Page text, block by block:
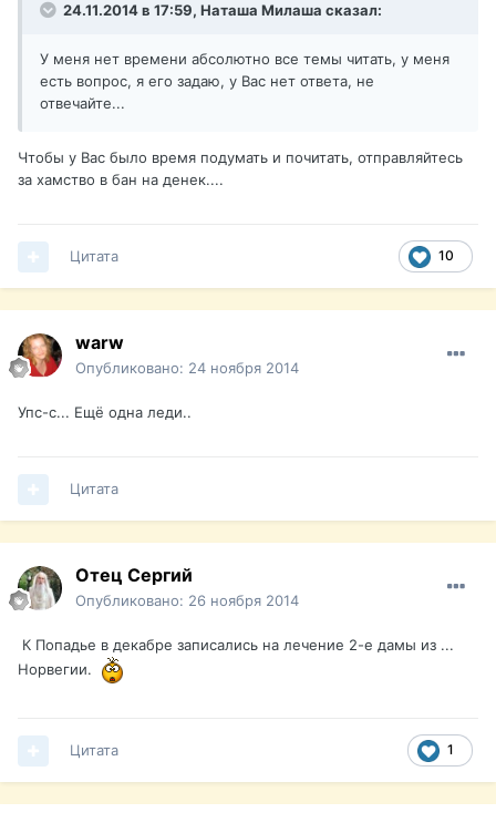
24.11.2014 в 17:59, Наташа Милаша сказал:
У меня нет времени абсолютно все темы читать, у меня
есть вопрос, я его задаю, у Вас нет ответа, не
отвечайте...
Чтобы у Вас было время подумать и почитать, отправляйтесь
за хамство в бан на денек....
10
Цитата
warw
Опубликовано: 24 ноября 2014
Упс-с... Ещё одна леди..
Цитата
Отец Сергий
Опубликовано: 26 ноября 2014
К Попадье в декабре записались на лечение 2-е дамы из ...
Норвегии.
1
Цитата